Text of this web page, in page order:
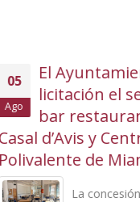
saca a
el servicio de
del
y Centro
de Miami Platja
La concesión es por un